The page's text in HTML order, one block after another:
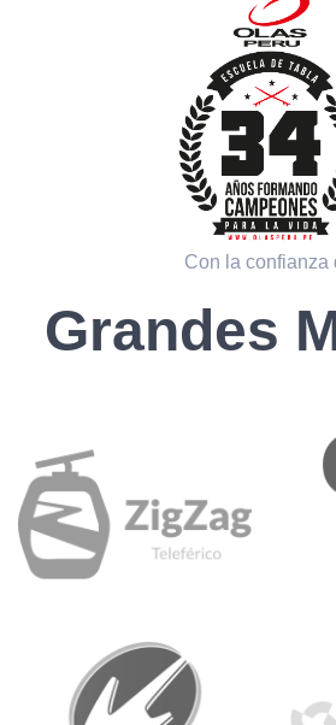
Con la confianza
Grandes